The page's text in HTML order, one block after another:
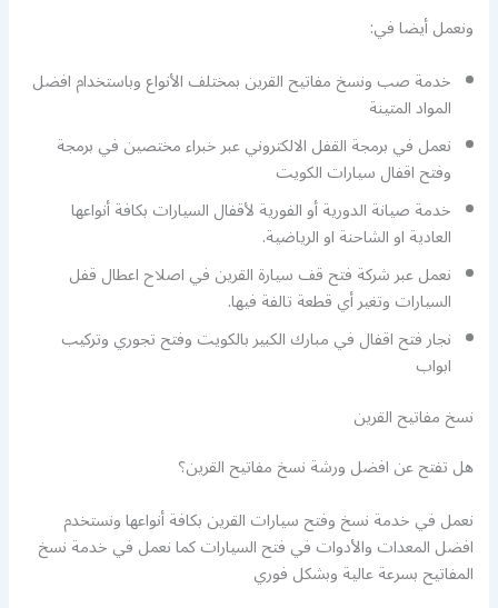
ونعمل أيضا في:
خدمة صب ونسخ مفاتيح القرين بمختلف الأنواع وباستخدام افضل
المواد المتينة
نعمل في برمجة القفل الالكتروني عبر خبراء مختصين في برمجة
وفتح اقفال سيارات الكويت
خدمة صيانة الدورية أو الفورية لأقفال السيارات بكافة أنواعها
العادية او الشاحنة او الرياضية.
نعمل عبر شركة فتح قف سيارة القرين في اصلاح اعطال قفل
السيارات وتغير أي قطعة تالفة فيها.
نجار فتح اقفال في مبارك الكبير بالكويت وفتح تجوري وتركيب
ابواب
نسخ مفاتيح القرين
هل تفتح عن افضل ورشة نسخ مفاتيح القرين؟
نعمل في خدمة نسخ وفتح سيارات القرين بكافة أنواعها ونستخدم
افضل المعدات والأدوات في فتح السيارات كما نعمل في خدمة نسخ
المفاتيح بسرعة عالية وبشكل فوري